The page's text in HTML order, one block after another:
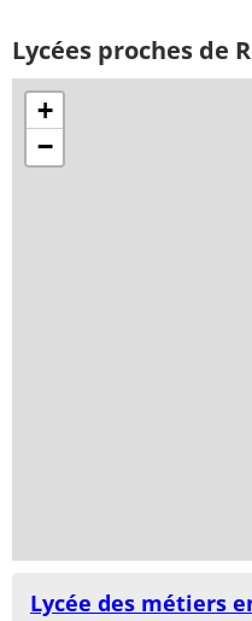
Lycées proches de
+
−
Lycée des métiers